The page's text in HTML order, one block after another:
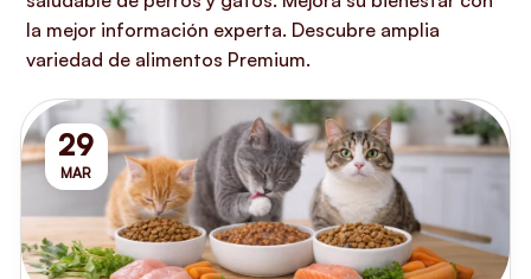
la mejor información experta. Descubre amplia
variedad de alimentos Premium.
29
MAR